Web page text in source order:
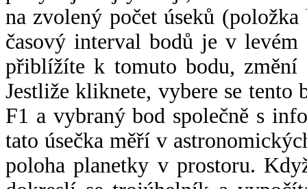
na zvolený počet úseků
časový interval bodů je v
přiblížíte k tomuto bodu,
Jestliže kliknete, vybere se tento
F1 a vybraný bod společně s
tato úsečka měří v
poloha planetky v prostoru.